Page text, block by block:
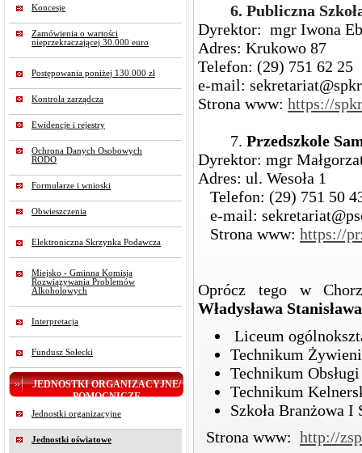
Koncesje
Zamówienia o wartości
nieprzekraczającej 30.000 euro
Postępowania poniżej 130 000 zł
Kontrola zarządcza
Ewidencje i rejestry
Ochrona Danych Osobowych
RODO
Formularze i wnioski
Obwieszczenia
Elektroniczna Skrzynka Podawcza
Miejsko - Gminna Komisja
Rozwiązywania Problemów
Alkoholowych
Interpretacja
Fundusz Sołecki
JEDNOSTKI ORGANIZACYJNE/
POMOCNICZE
Jednostki organizacyjne
Jednostki oświatowe
6. Publiczna
Dyrektor: mgr Iwona
Adres: Krukowo 87
Telefon: (29) 751 62 25
e-mail:
Strona www: https://
7. Przedszkole
Dyrektor: mgr
Adres: ul. Wesoła 1
Telefon: (29) 751 50
e-mail:
Strona www: https://
Oprócz tego w
Władysława
Liceum
Technikum
Technikum
Technikum
Szkoła Branżowa I
Strona www: http://